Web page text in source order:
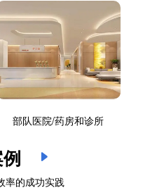
部队医院/药房和诊所
率的成功实践